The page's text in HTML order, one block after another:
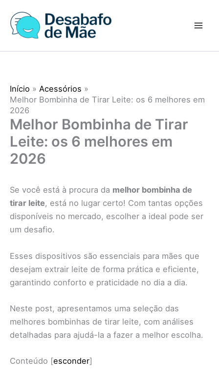
para
Início
Acessórios
Melhor Bombinha de Tirar Leite: os 6 melhores em
2026
Melhor Bombinha de Tirar
Leite: os 6 melhores em
2026
Se você está à procura da melhor bombinha de
tirar leite, está no lugar certo! Com tantas opções
disponíveis no mercado, escolher a ideal pode ser
um desafio.
Esses dispositivos são essenciais para mães que
desejam extrair leite de forma prática e eficiente,
garantindo conforto e praticidade no dia a dia.
Neste post, apresentamos uma seleção das
melhores bombinhas de tirar leite, com análises
detalhadas para ajudá-la a fazer a melhor escolha.
Conteúdo [esconder]